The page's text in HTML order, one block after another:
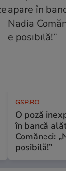
GSP.RO
O poză
în bancă
Comăneci:
posibilă!”